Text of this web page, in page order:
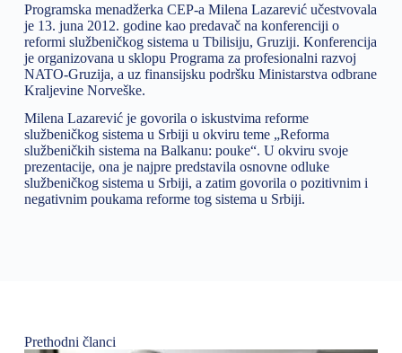
Programska menadžerka CEP-a Milena Lazarević učestvovala
je 13. juna 2012. godine kao predavač na konferenciji o
reformi službeničkog sistema u Tbilisiju, Gruziji. Konferencija
je organizovana u sklopu Programa za profesionalni razvoj
NATO-Gruzija, a uz finansijsku podršku Ministarstva odbrane
Kraljevine Norveške.
Milena Lazarević je govorila o iskustvima reforme
službeničkog sistema u Srbiji u okviru teme „Reforma
službeničkih sistema na Balkanu: pouke“. U okviru svoje
prezentacije, ona je najpre predstavila osnovne odluke
službeničkog sistema u Srbiji, a zatim govorila o pozitivnim i
negativnim poukama reforme tog sistema u Srbiji.
Prethodni članci